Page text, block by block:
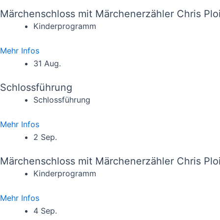
Märchenschloss mit Märchenerzähler Chris
Kinderprogramm
Mehr Infos
31 Aug.
Schlossführung
Schlossführung
Mehr Infos
2 Sep.
Märchenschloss mit Märchenerzähler Chris
Kinderprogramm
Mehr Infos
4 Sep.